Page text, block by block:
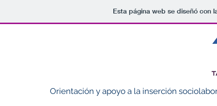
Esta página web se diseñó con
Orientación y apoyo a la inserción